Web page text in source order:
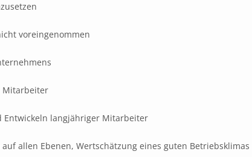
voreingenommen
Mitarbeiter
Entwickeln langjähriger Mitarbeiter
allen Ebenen, Wertschätzung eines guten Betriebsklimas